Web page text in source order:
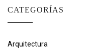
CATEGORÍAS
Arquitectura